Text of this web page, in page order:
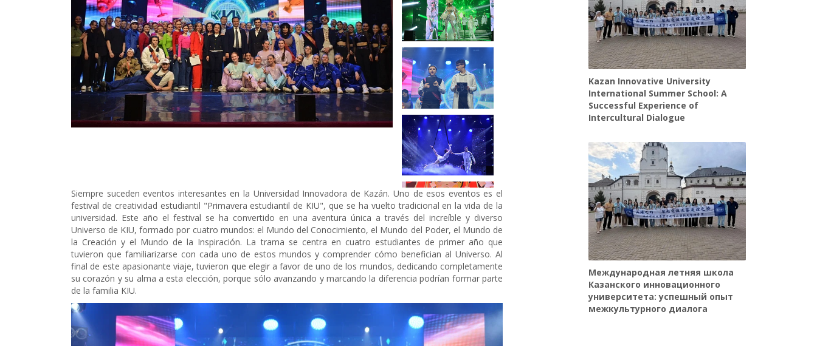
Siempre suceden eventos interesantes en la Universidad Innovadora de Kazán. Uno de esos eventos es el
festival de creatividad estudiantil "Primavera estudiantil de KIU", que se ha vuelto tradicional en la vida de la
universidad. Este año el festival se ha convertido en una aventura única a través del increíble y diverso
Universo de KIU, formado por cuatro mundos: el Mundo del Conocimiento, el Mundo del Poder, el Mundo de
la Creación y el Mundo de la Inspiración. La trama se centra en cuatro estudiantes de primer año que
tuvieron que familiarizarse con cada uno de estos mundos y comprender cómo benefician al Universo. Al
final de este apasionante viaje, tuvieron que elegir a favor de uno de los mundos, dedicando completamente
su corazón y su alma a esta elección, porque sólo avanzando y marcando la diferencia podrían formar parte
de la familia KIU.
Kazan Innovative University
International Summer School: A
Successful Experience of
Intercultural Dialogue
Международная летняя школа
Казанского инновационного
университета: успешный опыт
межкультурного диалога